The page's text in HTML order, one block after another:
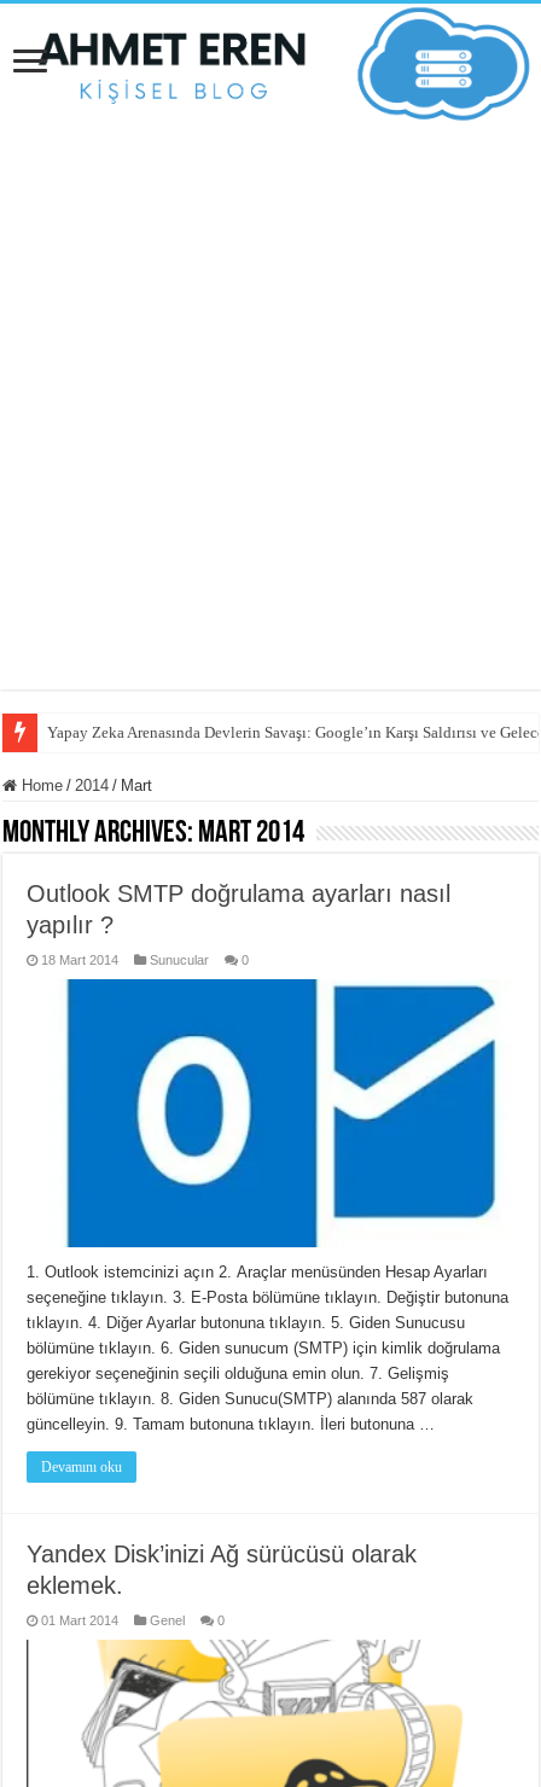
Yapay Zeka Arenasında Devlerin Savaşı: Google’ın Karşı Saldırısı ve
Home / 2014 / Mart
Monthly Archives: Mart 2014
Outlook SMTP doğrulama ayarları nasıl
yapılır ?
18 Mart 2014 Sunucular 0
1. Outlook istemcinizi açın 2. Araçlar menüsünden Hesap Ayarları
seçeneğine tıklayın. 3. E-Posta bölümüne tıklayın. Değiştir butonuna
tıklayın. 4. Diğer Ayarlar butonuna tıklayın. 5. Giden Sunucusu
bölümüne tıklayın. 6. Giden sunucum (SMTP) için kimlik doğrulama
gerekiyor seçeneğinin seçili olduğuna emin olun. 7. Gelişmiş
bölümüne tıklayın. 8. Giden Sunucu(SMTP) alanında 587 olarak
güncelleyin. 9. Tamam butonuna tıklayın. İleri butonuna …
Devamını oku
Yandex Disk’inizi Ağ sürücüsü olarak
eklemek.
01 Mart 2014 Genel 0